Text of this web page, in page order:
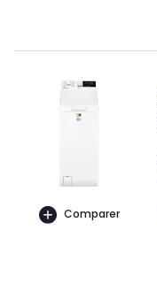
Comparer